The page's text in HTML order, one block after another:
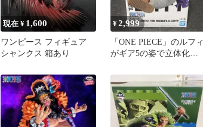
現在 ¥ 1,600
ワンピース フィギュア
シャンクス 箱あり
¥2,999
「ONE PIECE」のルフィ
がギア5の姿で立体化さ